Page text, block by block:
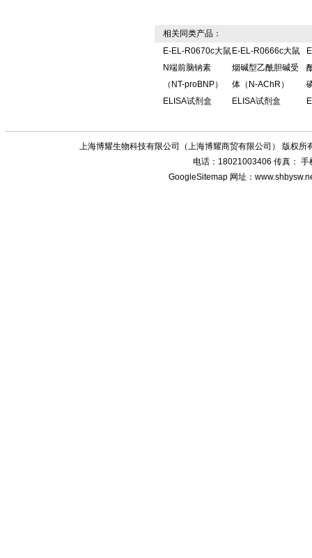
相关同类产品：
E-EL-R0670c大鼠
N端前脑钠素
（NT-proBNP）
ELISA试剂盒
E-EL-R0666c大鼠
烟碱型乙酰胆碱受
体（N-AChR）
ELISA试剂盒
上海博耀生物科技有限公司（上海博耀商贸有限公司） 版权所
电话：18021003406 传真： 手
GoogleSitemap 网址：